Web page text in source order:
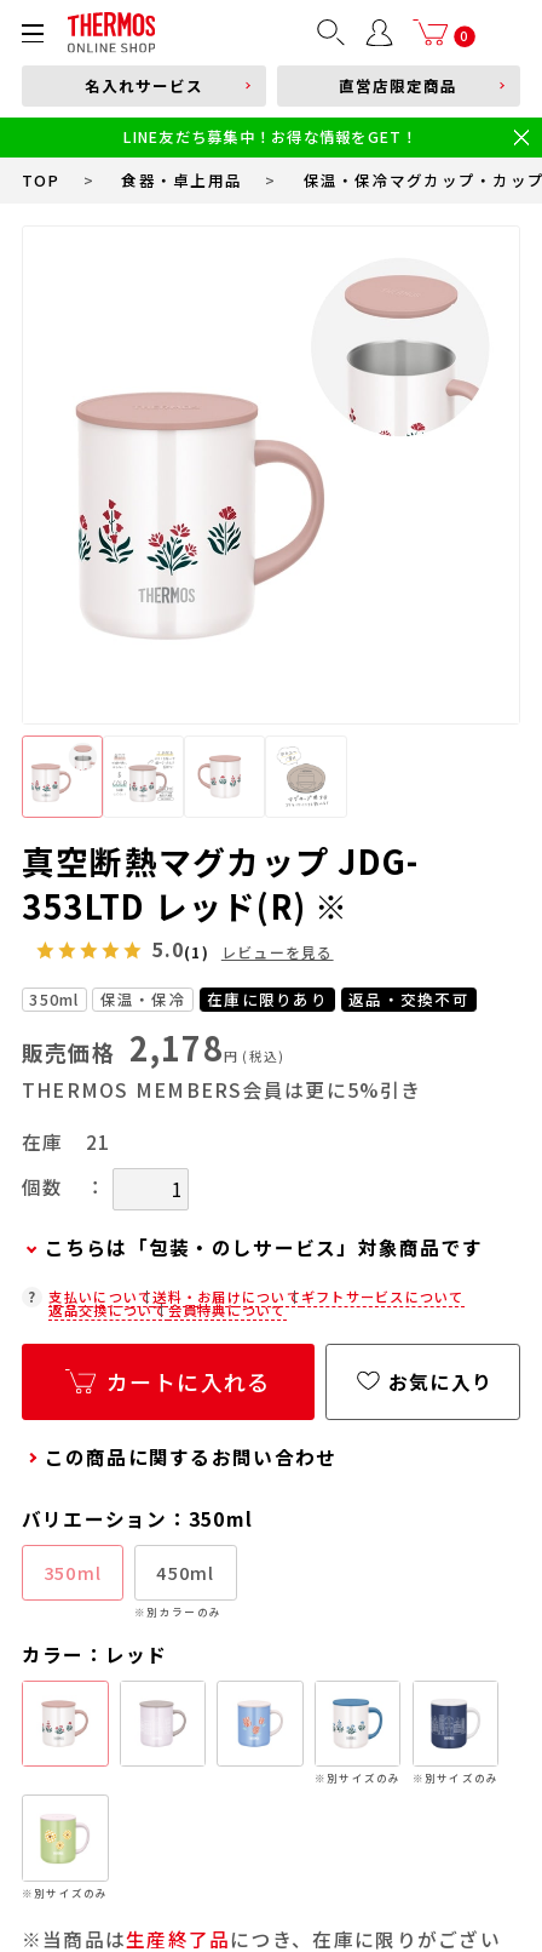
0
部品購入はこちら
本体品番やキーワードを入力
食洗機対応 新製品
幼児・園児向け水筒
小学生 低・中学年向け水筒
小学生 中・高学年向け水筒
名入れサービス 直営店限定商品
LINE友だち募集中！お得な情報をGET！
TOP > 食器・卓上用品 > 保温・保冷マグカップ・カッ
真空断熱マグカップ JDG-
353LTD レッド(R) ※
5.0(1) レビューを見る
350ml 保温・保冷 在庫に限りあり 返品・交換不可
販売価格 2,178円 (税込)
THERMOS MEMBERS会員は更に5%引き
在庫
21
個数
：
こちらは「包装・のしサービス」対象商品です
弊社での包装・のしを希望される場合は、商品を
カートに入れた後に「会員限定のし・ラッピング
い。
バッグは含まれておりません。手提げ袋やギフト
願いいたします。
通常商品用ギフト用品(バッグ・紙袋)
支払いについて送料・お届けについてギフトサービスについて
返品交換について会員特典について
カートに入れる お気に入り
この商品に関するお問い合わせ
バリエーション：350ml
350ml 450ml
※別カラーのみ
カラー：レッド
※別サイズのみ ※別サイズのみ
※別サイズのみ
※当商品は生産終了品につき、在庫に限りがござい